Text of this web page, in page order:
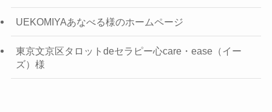
UEKOMIYAあなべる様のホームページ
東京文京区タロットdeセラピー心care・ease（イー
ズ）様